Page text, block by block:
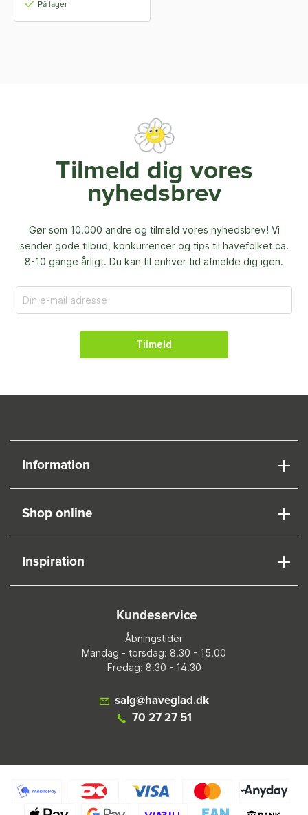
På lager
Tilmeld dig vores
nyhedsbrev
Gør som 10.000 andre og tilmeld vores nyhedsbrev! Vi
sender gode tilbud, konkurrencer og tips til havefolket ca.
8-10 gange årligt. Du kan til enhver tid afmelde dig igen.
Tilmeld
Information
Shop online
Inspiration
Kundeservice
Åbningstider
Mandag - torsdag: 8.30 - 15.00
Fredag: 8.30 - 14.30
salg@haveglad.dk
70 27 27 51